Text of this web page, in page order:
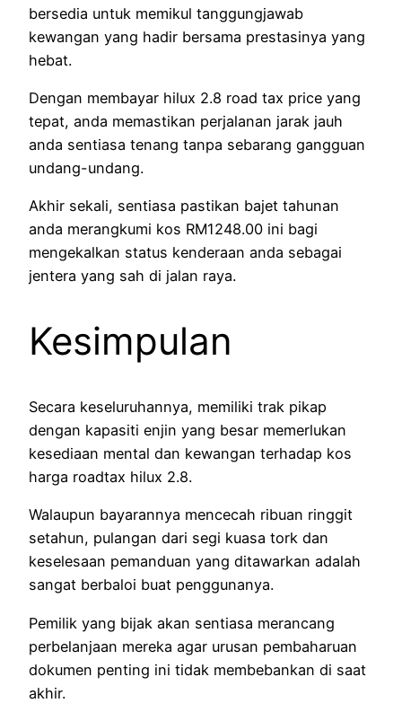
bersedia untuk memikul tanggungjawab
kewangan yang hadir bersama prestasinya yang
hebat.
Dengan membayar hilux 2.8 road tax price yang
tepat, anda memastikan perjalanan jarak jauh
anda sentiasa tenang tanpa sebarang gangguan
undang-undang.
Akhir sekali, sentiasa pastikan bajet tahunan
anda merangkumi kos RM1248.00 ini bagi
mengekalkan status kenderaan anda sebagai
jentera yang sah di jalan raya.
Kesimpulan
Secara keseluruhannya, memiliki trak pikap
dengan kapasiti enjin yang besar memerlukan
kesediaan mental dan kewangan terhadap kos
harga roadtax hilux 2.8.
Walaupun bayarannya mencecah ribuan ringgit
setahun, pulangan dari segi kuasa tork dan
keselesaan pemanduan yang ditawarkan adalah
sangat berbaloi buat penggunanya.
Pemilik yang bijak akan sentiasa merancang
perbelanjaan mereka agar urusan pembaharuan
dokumen penting ini tidak membebankan di saat
akhir.